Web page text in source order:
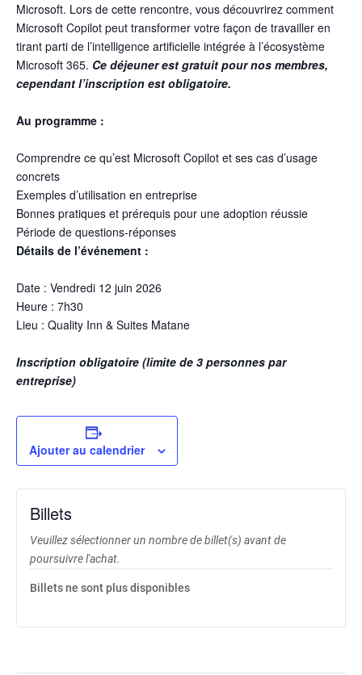
Microsoft. Lors de cette rencontre, vous découvrirez comment
Microsoft Copilot peut transformer votre façon de travailler en
tirant parti de l’intelligence artificielle intégrée à l’écosystème
Microsoft 365. Ce déjeuner est gratuit pour nos membres,
cependant l’inscription est obligatoire.
Au programme :
Comprendre ce qu’est Microsoft Copilot et ses cas d’usage
concrets
Exemples d’utilisation en entreprise
Bonnes pratiques et prérequis pour une adoption réussie
Période de questions‑réponses
Détails de l’événement :
Date : Vendredi 12 juin 2026
Heure : 7h30
Lieu : Quality Inn & Suites Matane
Inscription obligatoire (limite de 3 personnes par
entreprise)
Ajouter au calendrier
Billets
Veuillez sélectionner un nombre de billet(s) avant de
poursuivre l'achat.
Billets ne sont plus disponibles